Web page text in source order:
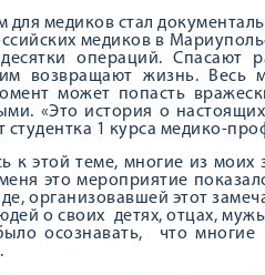
медиков стал
медиков в
операций. Спасают
возвращают жизнь. Весь
может попасть
«Это история о
1 курса медико-
к этой теме, многие из моих
это мероприятие
организовавшей этот
о своих детях, отцах,
осознавать, что